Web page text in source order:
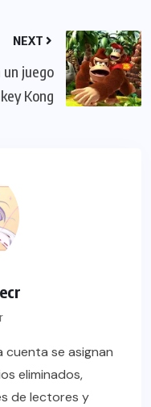
NEXT
juego
Kong
cuenta se asignan
eliminados,
de lectores y